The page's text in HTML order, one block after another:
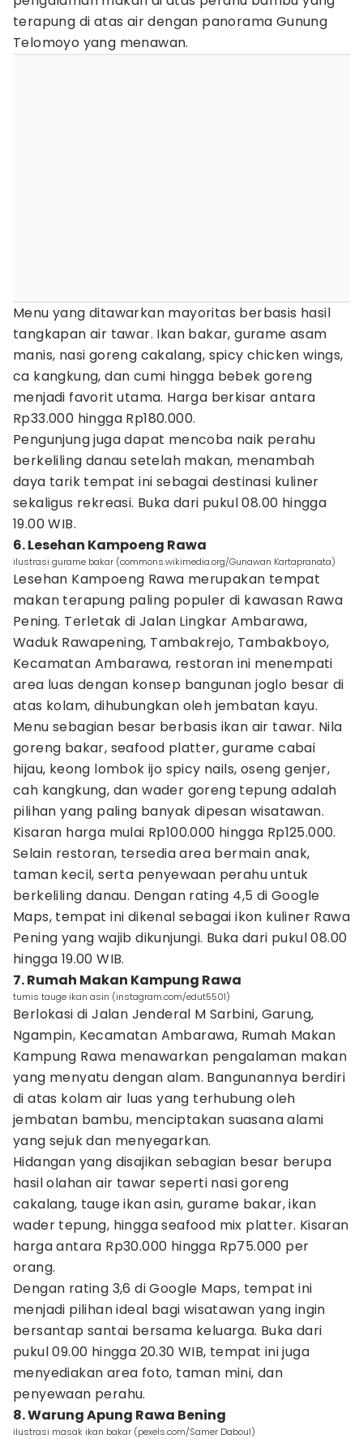
terapung di atas air dengan panorama Gunung
Telomoyo yang menawan.
Menu yang ditawarkan mayoritas berbasis hasil
tangkapan air tawar. Ikan bakar, gurame asam
manis, nasi goreng cakalang, spicy chicken wings,
ca kangkung, dan cumi hingga bebek goreng
menjadi favorit utama. Harga berkisar antara
Rp33.000 hingga Rp180.000.
Pengunjung juga dapat mencoba naik perahu
berkeliling danau setelah makan, menambah
daya tarik tempat ini sebagai destinasi kuliner
sekaligus rekreasi. Buka dari pukul 08.00 hingga
19.00 WIB.
6. Lesehan Kampoeng Rawa
ilustrasi gurame bakar (commons.wikimedia.org/Gunawan Kartapranata)
Lesehan Kampoeng Rawa merupakan tempat
makan terapung paling populer di kawasan Rawa
Pening. Terletak di Jalan Lingkar Ambarawa,
Waduk Rawapening, Tambakrejo, Tambakboyo,
Kecamatan Ambarawa, restoran ini menempati
area luas dengan konsep bangunan joglo besar di
atas kolam, dihubungkan oleh jembatan kayu.
Menu sebagian besar berbasis ikan air tawar. Nila
goreng bakar, seafood platter, gurame cabai
hijau, keong lombok ijo spicy nails, oseng genjer,
cah kangkung, dan wader goreng tepung adalah
pilihan yang paling banyak dipesan wisatawan.
Kisaran harga mulai Rp100.000 hingga Rp125.000.
Selain restoran, tersedia area bermain anak,
taman kecil, serta penyewaan perahu untuk
berkeliling danau. Dengan rating 4,5 di Google
Maps, tempat ini dikenal sebagai ikon kuliner Rawa
Pening yang wajib dikunjungi. Buka dari pukul 08.00
hingga 19.00 WIB.
7. Rumah Makan Kampung Rawa
tumis tauge ikan asin (instagram.com/edut5501)
Berlokasi di Jalan Jenderal M Sarbini, Garung,
Ngampin, Kecamatan Ambarawa, Rumah Makan
Kampung Rawa menawarkan pengalaman makan
yang menyatu dengan alam. Bangunannya berdiri
di atas kolam air luas yang terhubung oleh
jembatan bambu, menciptakan suasana alami
yang sejuk dan menyegarkan.
Hidangan yang disajikan sebagian besar berupa
hasil olahan air tawar seperti nasi goreng
cakalang, tauge ikan asin, gurame bakar, ikan
wader tepung, hingga seafood mix platter. Kisaran
harga antara Rp30.000 hingga Rp75.000 per
orang.
Dengan rating 3,6 di Google Maps, tempat ini
menjadi pilihan ideal bagi wisatawan yang ingin
bersantap santai bersama keluarga. Buka dari
pukul 09.00 hingga 20.30 WIB, tempat ini juga
menyediakan area foto, taman mini, dan
penyewaan perahu.
8. Warung Apung Rawa Bening
ilustrasi masak ikan bakar (pexels.com/Samer Daboul)